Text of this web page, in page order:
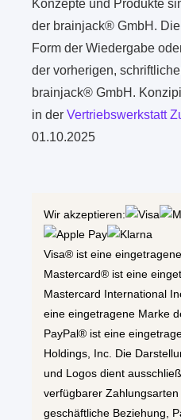
Konzepte und Produkte
der brainjack® GmbH.
Form der Wiedergabe
der vorherigen,
brainjack® GmbH.
in derVertriebswerkstatt
01.10.2025
Wir akzeptieren:
Visa® ist eine
Mastercard® ist eine
Mastercard International
eine eingetragene Marke
PayPal® ist eine
Holdings, Inc. Die
und Logos dient
verfügbarer
geschäftliche Beziehung,